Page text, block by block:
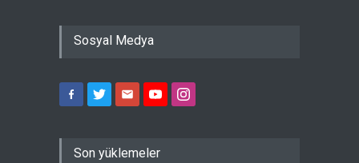
Sosyal Medya
Son yüklemeler